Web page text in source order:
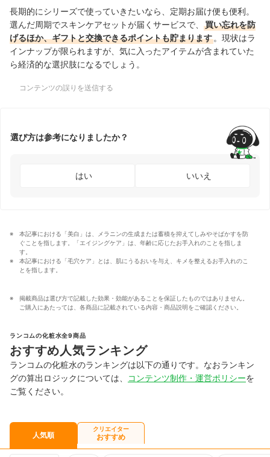
長期的にシリーズで使っていきたいなら、定期お届け便も便利。
選んだ周期でスキンケアセットが届くサービスで、
買い忘れを防
げるほか、ギフトと交換できるポイントも貯まります 。現状はラ
インナップが限られますが、気に入ったアイテムが含まれていた
ら経済的な選択肢になるでしょう。
コンテンツの誤りを送信する
選び方は参考になりましたか？
はい いいえ
本記事における「美白」は、メラニンの生成または蓄積を抑えてしみやそばかすを防
ぐことを指します。「エイジングケア」は、年齢に応じたお手入れのことを指しま
す。
本記事における「毛穴ケア」とは、肌にうるおいを与え、キメを整えるお手入れのこ
とを指します。
掲載商品は選び方で記載した効果・効能があることを保証したものではありません。
ご購入にあたっては、各商品に記載されている内容・商品説明をご確認ください。
ランコムの化粧水全9商品
おすすめ人気ランキング
ランコムの化粧水のランキングは以下の通りです。なおランキン
グの算出ロジックについては、
コンテンツ制作・運営ポリシーを
ご覧ください。
人気順
クリエイター
おすすめ